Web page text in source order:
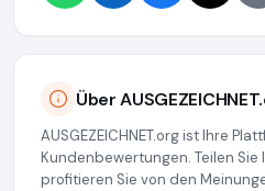
Über
AUSGEZEICHNET.org ist Ihre
Kundenbewertungen. Teilen Sie
profitieren Sie von den